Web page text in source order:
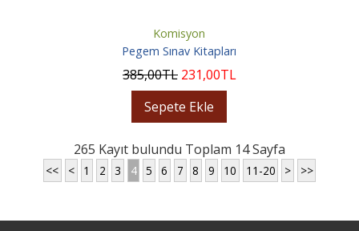
Komisyon
Pegem Sınav Kitapları
385,00TL 231,00TL
Sepete Ekle
265 Kayıt bulundu Toplam 14 Sayfa
<< < 1 2 3 4 5 6 7 8 9 10 11-20 > >>